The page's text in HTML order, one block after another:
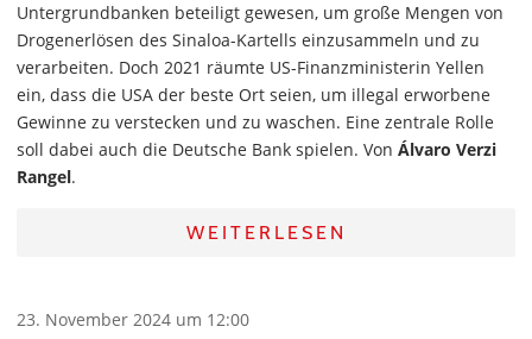
Untergrundbanken beteiligt gewesen, um große Mengen von
Drogenerlösen des Sinaloa-Kartells einzusammeln und zu
verarbeiten. Doch 2021 räumte US-Finanzministerin Yellen
ein, dass die USA der beste Ort seien, um illegal erworbene
Gewinne zu verstecken und zu waschen. Eine zentrale Rolle
soll dabei auch die Deutsche Bank spielen. Von Álvaro Verzi
Rangel.
WEITERLESEN
23. November 2024 um 12:00